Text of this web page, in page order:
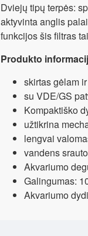
Dviejų tipų terpės:
aktyvinta anglis
funkcijos šis filtras
Produkto
skirtas gėlam
su VDE/GS
Kompaktiško
užtikrina
lengvai
vandens
Akvariumo
Galingumas:
Akvariumo